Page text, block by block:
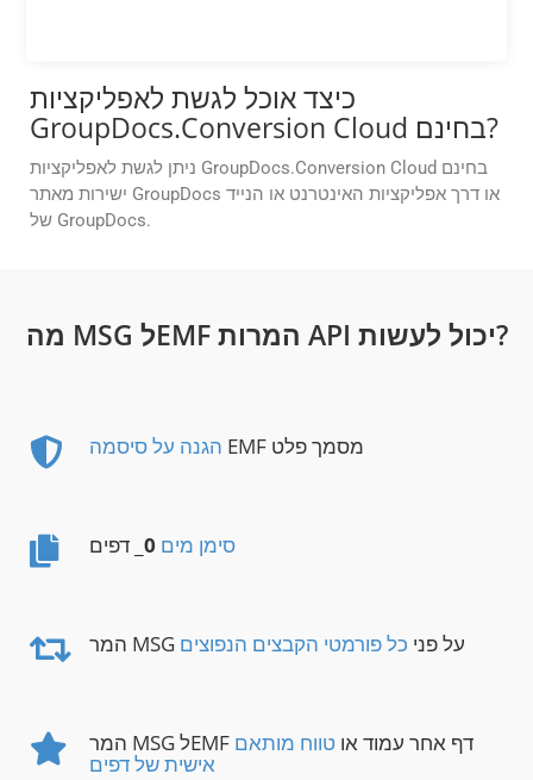
כיצד אוכל לגשת לאפליקציות
GroupDocs.Conversion Cloud בחינם?
ניתן לגשת לאפליקציות GroupDocs.Conversion Cloud בחינם
ישירות מאתר GroupDocs או דרך אפליקציות האינטרנט או הנייד
של GroupDocs.
מה MSG לEMF המרות API יכול לעשות?
הגנה על סיסמה EMF מסמך פלט
סימן מים 0 _ דפים
המר MSG על פני כל פורמטי הקבצים הנפוצים
המר MSG לEMF דף אחר עמוד או טווח מותאם
אישית של דפים